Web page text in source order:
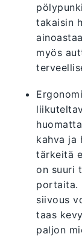
takaisin
myös
kahva ja
tärkeitä
on suuri
portaita.
siivous
taas
paljon